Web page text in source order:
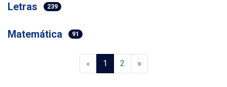
Letras 239
Matemática 91
« 1 (current)
2 »